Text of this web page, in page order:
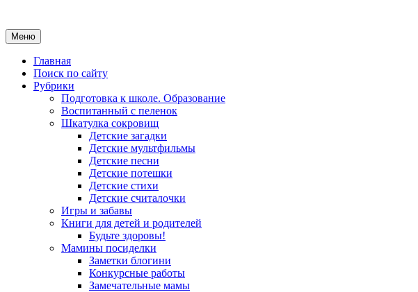
Меню
Главная
Поиск по сайту
Рубрики
Подготовка к школе. Образование
Воспитанный с пеленок
Шкатулка сокровищ
Детские загадки
Детские мультфильмы
Детские песни
Детские потешки
Детские стихи
Детские считалочки
Игры и забавы
Книги для детей и родителей
Будьте здоровы!
Мамины посиделки
Заметки блогини
Конкурсные работы
Замечательные мамы